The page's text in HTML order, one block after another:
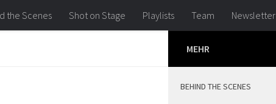
the Scenes Shot on Stage Playlists Team Newsletter
MEHR
BEHIND THE SCENES